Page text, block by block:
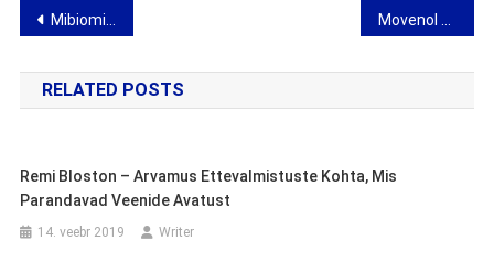
Navigeerimine
Mibiomi Patches – arvamus transdermaalse kaalukaotussüsteemi kohta
RELATED POSTS
Remi Bloston – Arvamus Ettevalmistuste Kohta, Mis
Parandavad Veenide Avatust
14. veebr 2019 Writer